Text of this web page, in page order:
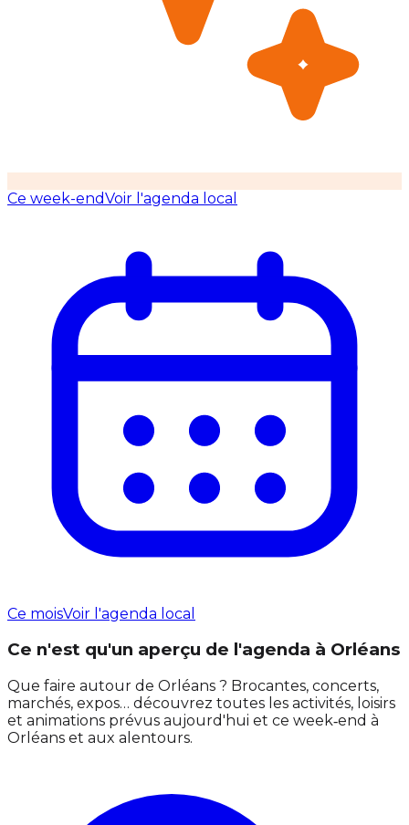
Ce week-endVoir l'agenda local
Ce moisVoir l'agenda local
Ce n'est qu'un aperçu de l'agenda à Orléans
Que faire autour de Orléans ? Brocantes, concerts,
marchés, expos… découvrez toutes les activités, loisirs
et animations prévus aujourd'hui et ce week‑end à
Orléans et aux alentours.